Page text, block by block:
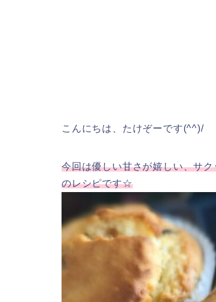
こんにちは、たけぞーです(^^)/
今回は優しい甘さが嬉しい、サ
のレシピです☆